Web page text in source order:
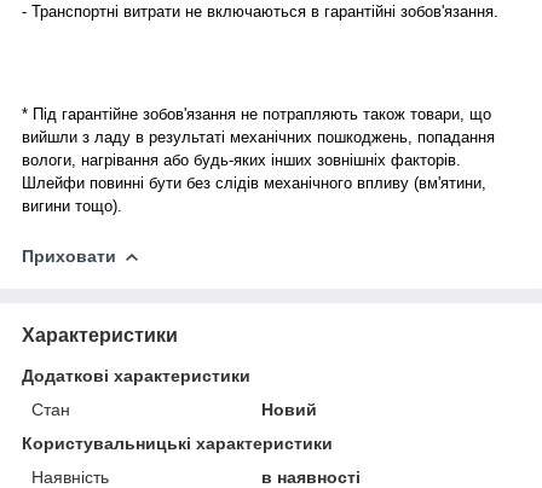
- Транспортні витрати не включаються в гарантійні зобов'язання.
* Під гарантійне зобов'язання не потрапляють також товари, що
вийшли з ладу в результаті механічних пошкоджень, попадання
вологи, нагрівання або будь-яких інших зовнішніх факторів.
Шлейфи повинні бути без слідів механічного впливу (вм'ятини,
вигини тощо).
Приховати
Характеристики
Додаткові характеристики
Стан
Новий
Користувальницькі характеристики
Наявність
в наявності